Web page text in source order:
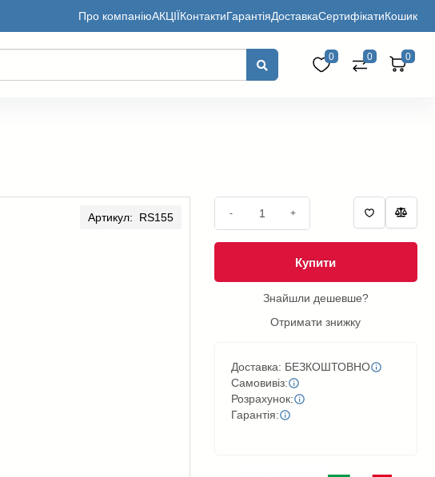
Про компаніюАКЦІЇКонтактиГарантіяДоставкаСертифікатиКошик
0 0 0
Артикул: RS155 - +
Купити
Знайшли дешевше?
Отримати знижку
Доставка: БЕЗКОШТОВНО
Самовивіз:
Розрахунок:
Гарантія: